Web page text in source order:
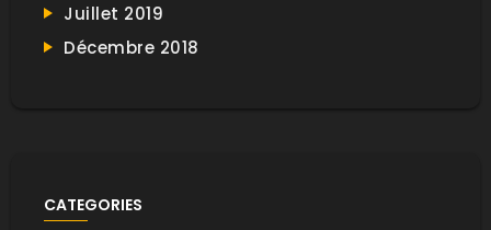
Juillet 2019
Décembre 2018
CATEGORIES